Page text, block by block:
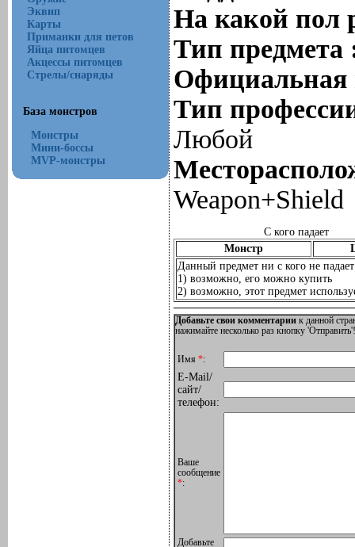
Эквип
Карты
Приманки для петов
Яйца питомцев
Акцессы питомцев
Стрелы/снаряды
База монстров
Монстры
Мини-боссы
MVP-монстры
На какой пол
Тип
Тип
Любой
Weapon+Shield
С кого падает
Монстр
Данный предмет ни с кого не падает
1) возможно, его можно купить
2) возможно, этот предмет
Добавьте свои комментарии к данной
нажимайте несколько раз кнопку
Имя*:
E-Mail/
сайт/
телефон:
Ваше
сообщение
*:
Добавьте